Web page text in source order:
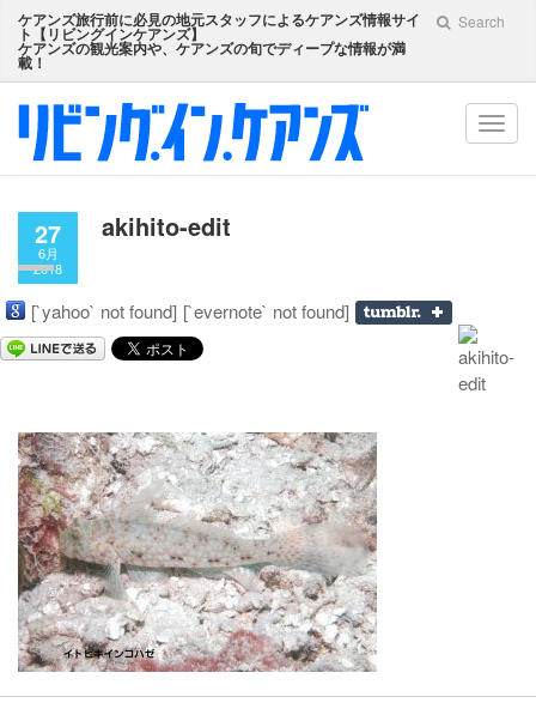
ケアンズ旅行前に必見の地元スタッフによるケアンズ情報サイ
ト【リビングインケアンズ】
ケアンズの観光案内や、ケアンズの旬でディープな情報が満
載！
Search
27
6月
2018
akihito-edit
[`yahoo` not found] [`evernote` not found]